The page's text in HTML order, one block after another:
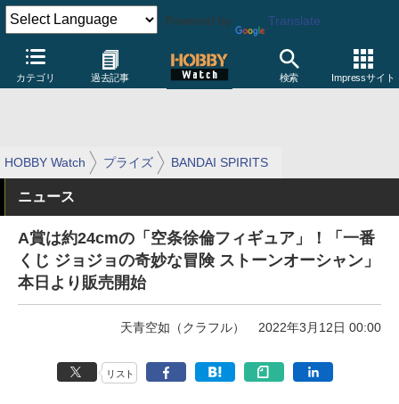
Powered by Translate
カテゴリ 過去記事 検索 Impressサイト
HOBBY Watch プライズ BANDAI SPIRITS
ニュース
A賞は約24cmの「空条徐倫フィギュア」！「一番
くじ ジョジョの奇妙な冒険 ストーンオーシャン」
本日より販売開始
天青空如（クラフル） 2022年3月12日 00:00
リスト